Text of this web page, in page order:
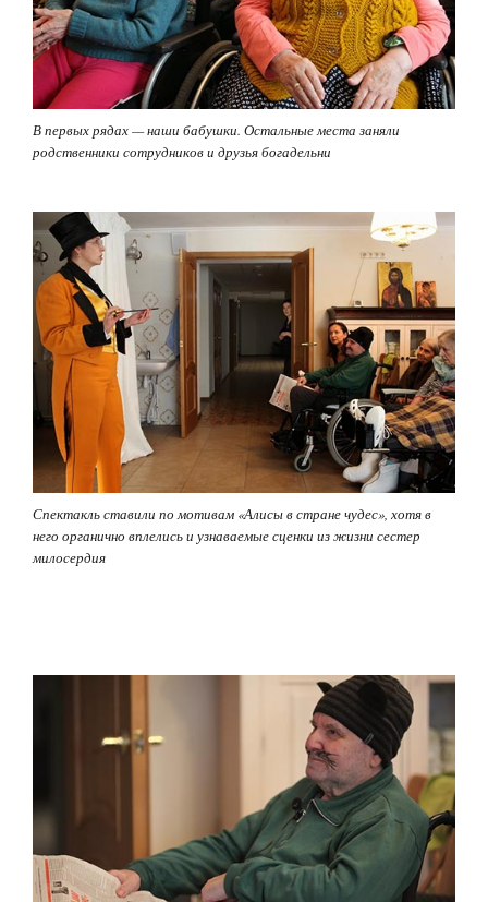
В первых рядах — наши бабушки. Остальные места заняли
родственники сотрудников и друзья богадельни
Спектакль ставили по мотивам «Алисы в стране чудес», хотя в
него органично вплелись и узнаваемые сценки из жизни сестер
милосердия